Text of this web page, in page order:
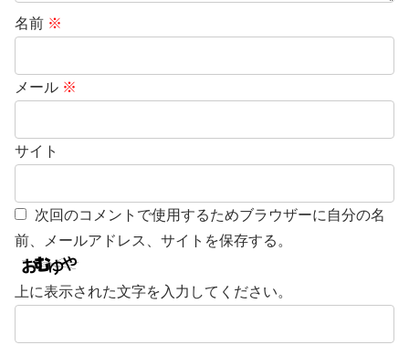
名前 ※
メール ※
サイト
次回のコメントで使用するためブラウザーに自分の名
前、メールアドレス、サイトを保存する。
上に表示された文字を入力してください。